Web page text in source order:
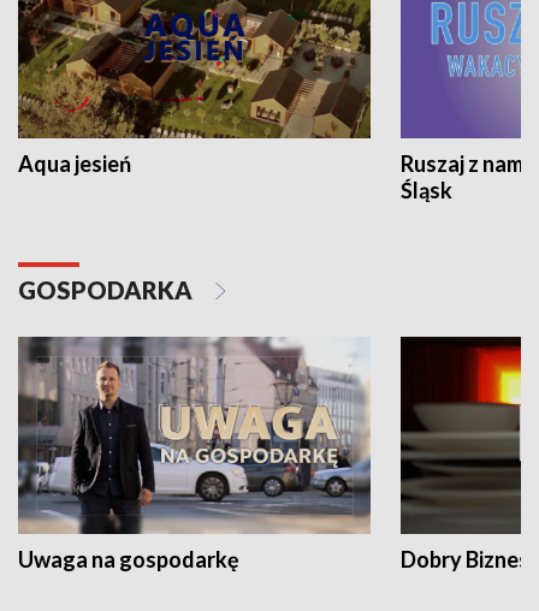
Aqua jesień
Ruszaj z
Śląsk
GOSPODARKA
Uwaga na gospodarkę Dobry Biznes